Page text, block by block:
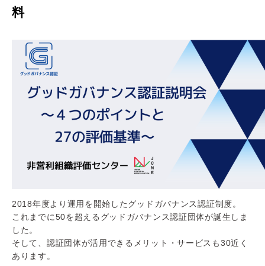
料
2018年度より運用を開始したグッドガバナンス認証制度。
これまでに50を超えるグッドガバナンス認証団体が誕生しま
した。
そして、認証団体が活用できるメリット・サービスも30近く
あります。